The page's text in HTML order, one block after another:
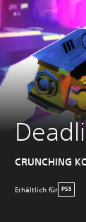
CRUNCHING
Erhältlich für PS5